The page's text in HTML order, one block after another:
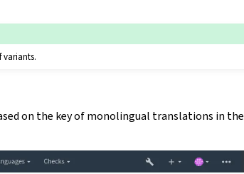
variants.
on the key of monolingual translations in the